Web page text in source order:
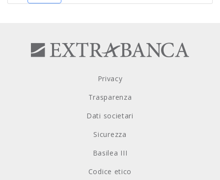
Privacy
Trasparenza
Dati societari
Sicurezza
Basilea III
Codice etico